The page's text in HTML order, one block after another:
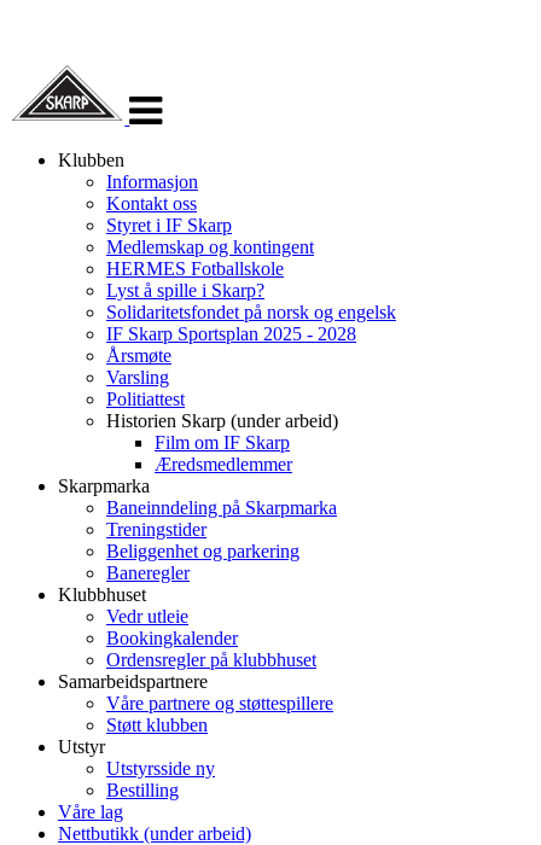
navigasjon
Klubben
Informasjon
Kontakt oss
Styret i IF Skarp
Medlemskap og kontingent
HERMES Fotballskole
Lyst å spille i Skarp?
Solidaritetsfondet på norsk og engelsk
IF Skarp Sportsplan 2025 - 2028
Årsmøte
Varsling
Politiattest
Historien Skarp (under arbeid)
Film om IF Skarp
Æredsmedlemmer
Skarpmarka
Baneinndeling på Skarpmarka
Treningstider
Beliggenhet og parkering
Baneregler
Klubbhuset
Vedr utleie
Bookingkalender
Ordensregler på klubbhuset
Samarbeidspartnere
Våre partnere og støttespillere
Støtt klubben
Utstyr
Utstyrsside ny
Bestilling
Våre lag
Nettbutikk (under arbeid)